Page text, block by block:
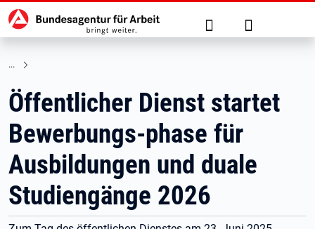
zu den Hauptinhalten springen
Hauptnavigation Suche Anmelden
Öffentlicher Dienst startet
Bewerbungs-phase für
Ausbildungen und duale
Studiengänge 2026